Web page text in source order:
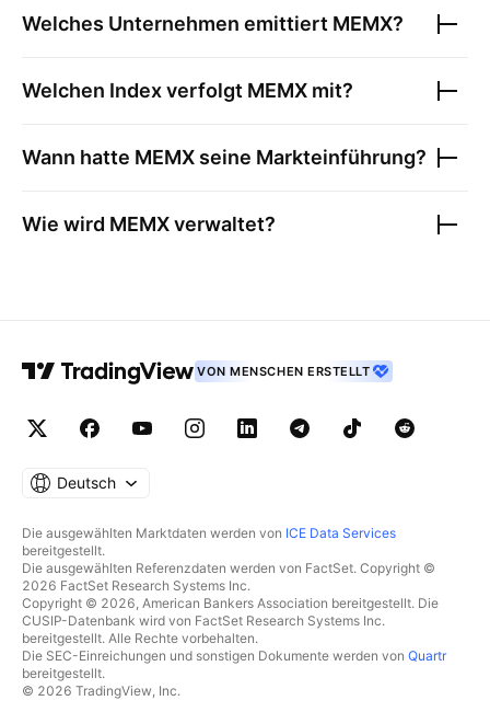
Welches Unternehmen emittiert MEMX?
Welchen Index verfolgt MEMX mit?
Wann hatte MEMX seine Markteinführung?
Wie wird MEMXverwaltet?
VON MENSCHEN ERSTELLT
Deutsch
Die ausgewählten Marktdaten werden von ICE Data Services
bereitgestellt.
Die ausgewählten Referenzdaten werden von FactSet. Copyright ©
2026 FactSet Research Systems Inc.
Copyright © 2026, American Bankers Association bereitgestellt. Die
CUSIP-Datenbank wird von FactSet Research Systems Inc.
bereitgestellt. Alle Rechte vorbehalten.
Die SEC-Einreichungen und sonstigen Dokumente werden von Quartr
bereitgestellt.
© 2026 TradingView, Inc.